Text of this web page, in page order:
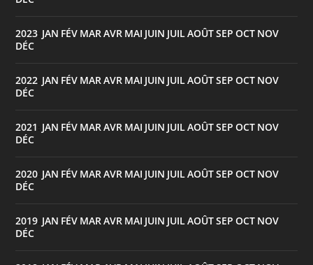
2023 JAN FÉV MARAVR MAI JUIN JUILAOÛTSEP OCT NOV
DÉC
2022 JAN FÉV MARAVR MAI JUIN JUILAOÛTSEP OCT NOV
DÉC
2021 JAN FÉV MARAVR MAI JUIN JUILAOÛTSEP OCT NOV
DÉC
2020 JAN FÉV MARAVR MAI JUIN JUILAOÛTSEP OCT NOV
DÉC
2019 JAN FÉV MARAVR MAI JUIN JUILAOÛTSEP OCT NOV
DÉC